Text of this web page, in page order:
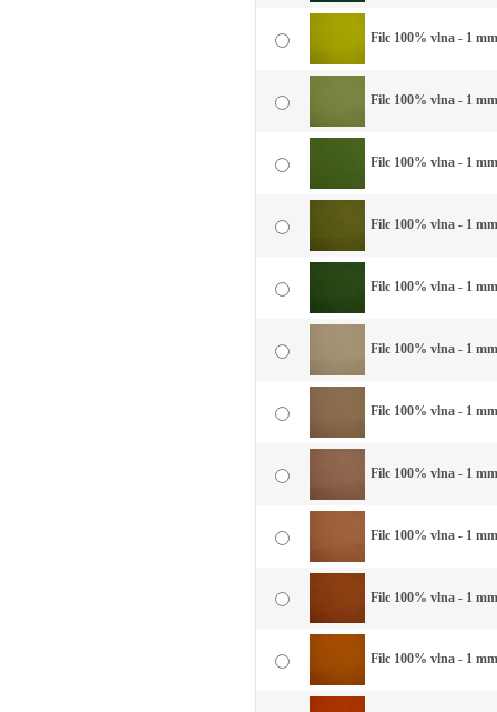
Filc 100% vlna - 1
Filc 100% vlna - 1
Filc 100% vlna - 1
Filc 100% vlna - 1
Filc 100% vlna - 1
Filc 100% vlna - 1
Filc 100% vlna - 1
Filc 100% vlna - 1
Filc 100% vlna - 1
Filc 100% vlna - 1
Filc 100% vlna - 1